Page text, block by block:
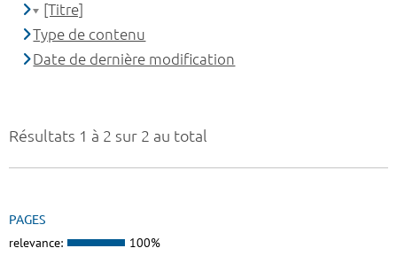
Résultats 1 à 2 sur 2 au total
PAGES
relevance: 100%
[Titre]
Type de contenu
Date de dernière modification